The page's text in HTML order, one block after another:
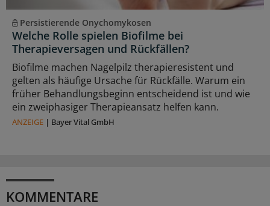
Persistierende Onychomykosen
Welche Rolle spielen Biofilme bei
Therapieversagen und Rückfällen?
Biofilme machen Nagelpilz therapieresistent und
gelten als häufige Ursache für Rückfälle. Warum ein
früher Behandlungsbeginn entscheidend ist und wie
ein zweiphasiger Therapieansatz helfen kann.
ANZEIGE | Bayer Vital GmbH
KOMMENTARE